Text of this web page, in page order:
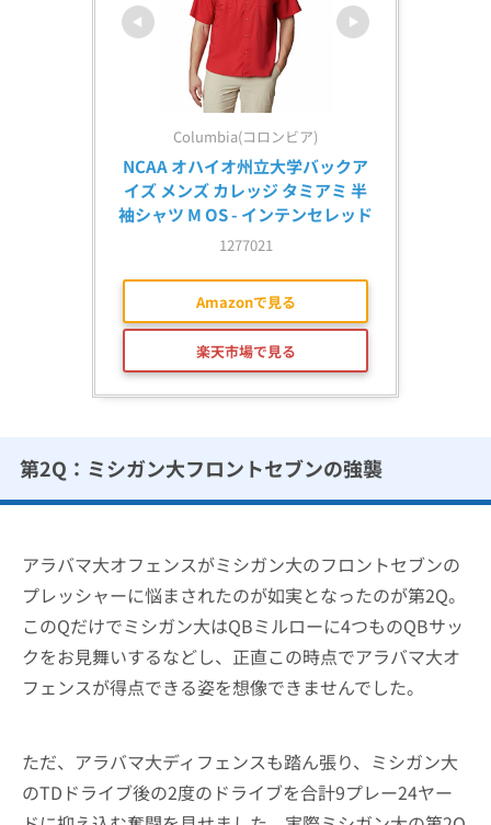
Columbia(コロンビア)
NCAA オハイオ州立大学バックア
イズ メンズ カレッジ タミアミ 半
袖シャツ M OS - インテンセレッド
1277021
Amazonで見る
楽天市場で見る
第2Q：ミシガン大フロントセブンの強襲
アラバマ大オフェンスがミシガン大のフロントセブンの
プレッシャーに悩まされたのが如実となったのが第2Q。
このQだけでミシガン大はQBミルローに4つものQBサッ
クをお見舞いするなどし、正直この時点でアラバマ大オ
フェンスが得点できる姿を想像できませんでした。
ただ、アラバマ大ディフェンスも踏ん張り、ミシガン大
のTDドライブ後の2度のドライブを合計9プレー24ヤー